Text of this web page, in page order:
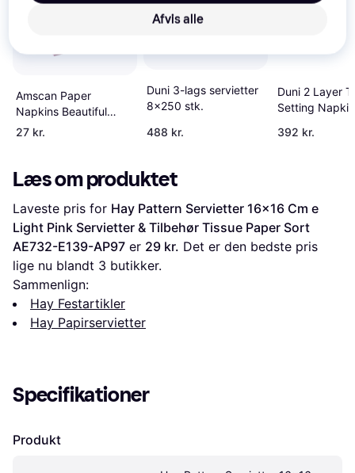
Amscan Paper
Napkins Beautiful
Horses 20-pack
27 kr.
Duni 3-lags servietter
8x250 stk.
488 kr.
Duni 2 Layer
Setting
392 kr.
Læs om produktet
Laveste pris for Hay Pattern Servietter 16x16 Cm e
Light Pink Servietter & Tilbehør Tissue Paper Sort
AE732-E139-AP97 er 29 kr. Det er den bedste pris
lige nu blandt 3 butikker.
Sammenlign:
Hay Festartikler
Hay Papirservietter
Specifikationer
Produkt
Afvis alle